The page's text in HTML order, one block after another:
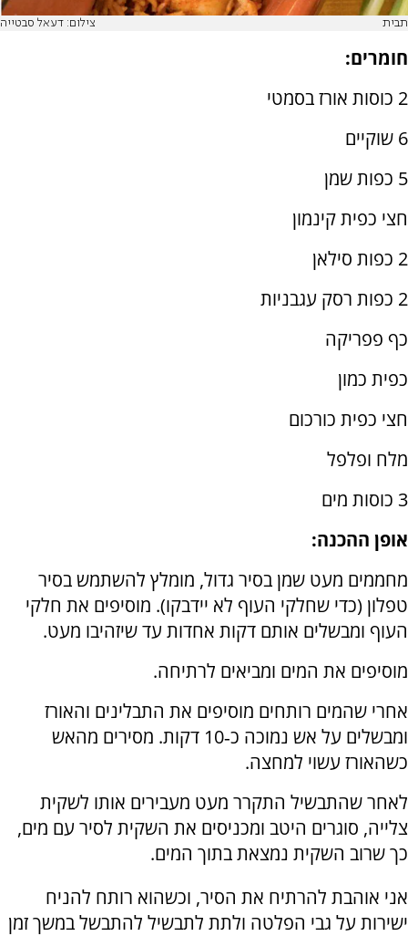
תבית צילום: דעאל סבטייה
חומרים:
2 כוסות אורז בסמטי
6 שוקיים
5 כפות שמן
חצי כפית קינמון
2 כפות סילאן
2 כפות רסק עגבניות
כף פפריקה
כפית כמון
חצי כפית כורכום
מלח ופלפל
3 כוסות מים
אופן ההכנה:
מחממים מעט שמן בסיר גדול, מומלץ להשתמש בסיר
טפלון (כדי שחלקי העוף לא יידבקו). מוסיפים את חלקי
העוף ומבשלים אותם דקות אחדות עד שיזהיבו מעט.
מוסיפים את המים ומביאים לרתיחה.
אחרי שהמים רותחים מוסיפים את התבלינים והאורז
ומבשלים על אש נמוכה כ‑10 דקות. מסירים מהאש
כשהאורז עשוי למחצה.
לאחר שהתבשיל התקרר מעט מעבירים אותו לשקית
צלייה, סוגרים היטב ומכניסים את השקית לסיר עם מים,
כך שרוב השקית נמצאת בתוך המים.
אני אוהבת להרתיח את הסיר, וכשהוא רותח להניח
ישירות על גבי הפלטה ולתת לתבשיל להתבשל במשך זמן